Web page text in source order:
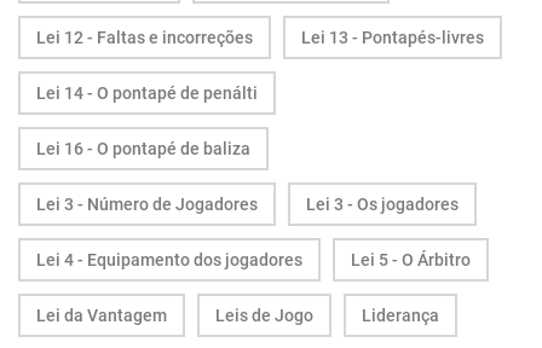
Lei 12 - Faltas e incorreções Lei 13 - Pontapés-livres
Lei 14 - O pontapé de penálti
Lei 16 - O pontapé de baliza
Lei 3 - Número de Jogadores Lei 3 - Os jogadores
Lei 4 - Equipamento dos jogadores Lei 5 - O Árbitro
Lei da Vantagem Leis de Jogo Liderança